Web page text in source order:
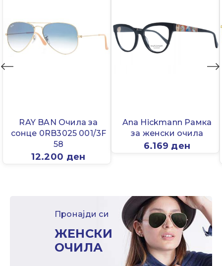
RAY BAN Очила за
сонце 0RB3025 001/3F
58
12.200 ден
Ana Hickmann Рамка
за женски очила
6.169 ден
Пронајди си
ЖЕНСКИ
ОЧИЛА